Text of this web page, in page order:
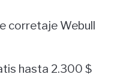
corretaje Webull
hasta 2.300 $